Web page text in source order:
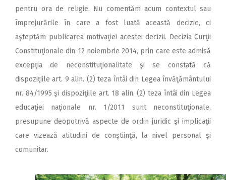
pentru ora de religie. Nu comentăm acum contextul sau
împrejurările în care a fost luată această decizie, ci
aşteptăm publicarea motivaţiei acestei decizii. Decizia Curţii
Constituţionale din 12 noiembrie 2014, prin care este admisă
excepţia de neconstituţionalitate şi se constată că
dispoziţiile art. 9 alin. (2) teza întâi din Legea învăţământului
nr. 84/1995 şi dispoziţiile art. 18 alin. (2) teza întâi din Legea
educaţiei naţionale nr. 1/2011 sunt neconstituţionale,
presupune deopotrivă aspecte de ordin juridic şi implicaţii
care vizează atitudini de conştiinţă, la nivel personal şi
comunitar.